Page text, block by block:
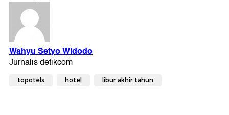
topotels hotel libur akhir tahun